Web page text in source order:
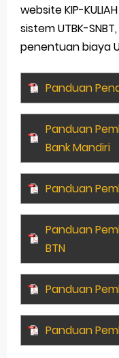
website KIP-
sistem UTBK-
penentuan biaya
Panduan
Panduan
Bank Mandiri
Panduan
Panduan
BTN
Panduan
Panduan